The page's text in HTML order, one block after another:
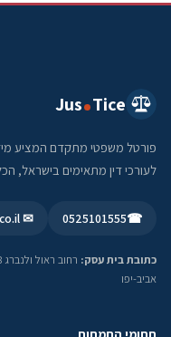
Jus Tice
פורטל משפטי מתקדם המציע
לעורכי דין מתאימים בישראל,
☎
0525101555
✉ info@jus-tice.co.il
כתובת בית עסק:
אביב-יפו